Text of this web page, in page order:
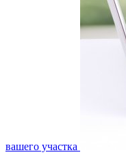
вашего участка